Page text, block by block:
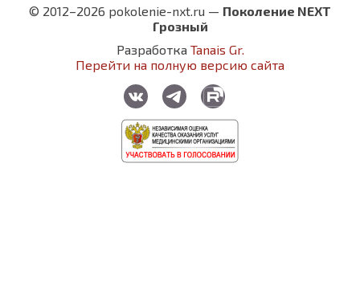
© 2012–2026 pokolenie-nxt.ru — Поколение NEXT
Грозный
Разработка Tanais Gr.
Перейти на полную версию сайта